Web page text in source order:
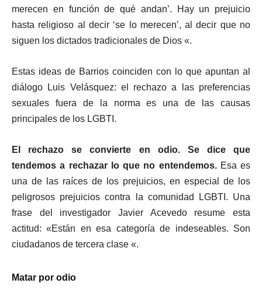
merecen en función de qué andan’. Hay un prejuicio
hasta religioso al decir ‘se lo merecen’, al decir que no
siguen los dictados tradicionales de Dios «.
Estas ideas de Barrios coinciden con lo que apuntan al
diálogo Luis Velásquez: el rechazo a las preferencias
sexuales fuera de la norma es una de las causas
principales de los LGBTI.
El rechazo se convierte en odio. Se dice que
tendemos a rechazar lo que no entendemos. Esa es
una de las raíces de los prejuicios, en especial de los
peligrosos prejuicios contra la comunidad LGBTI. Una
frase del investigador Javier Acevedo resume esta
actitud: «Están en esa categoría de indeseables. Son
ciudadanos de tercera clase «.
Matar por odio